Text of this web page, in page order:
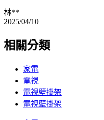
林**
2025/04/10
相關分類
家電
電視
電視壁掛架
電視壁掛架